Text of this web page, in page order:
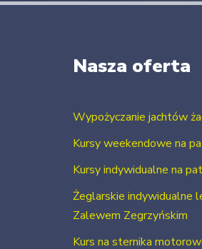
Nasza oferta
Wypożyczanie jachtów
Kursy weekendowe na
Kursy indywidualne na
Żeglarskie indywidualne
Zalewem Zegrzyńskim
Kurs na sternika